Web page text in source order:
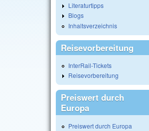
Literaturtipps
Blogs
Inhaltsverzeichnis
Reisevorbereitung
InterRail-Tickets
Reisevorbereitung
Preiswert durch
Europa
Preiswert durch Europa